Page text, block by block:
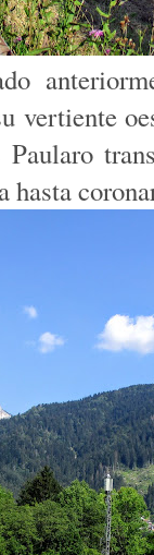
vertiente
hasta